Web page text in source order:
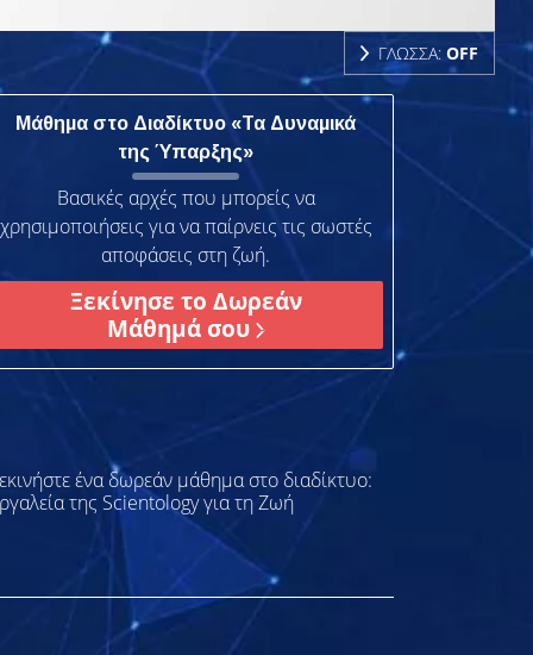
ΓΛΩΣΣΑ: OFF
Μάθημα στο Διαδίκτυο «Τα Δυναμικά
της Ύπαρξης»
Βασικές αρχές που μπορείς να
χρησιμοποιήσεις για να παίρνεις τις σωστές
αποφάσεις στη ζωή.
Ξεκίνησε το Δωρεάν
Μάθημά σου
ένα δωρεάν μάθημα στο διαδίκτυο:
της Scientology για τη Ζωή